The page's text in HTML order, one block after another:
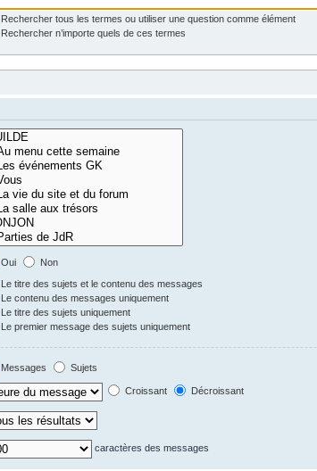
Rechercher tous les termes ou utiliser une question comme élément
Rechercher n’importe quels de ces termes
Oui
Non
Le titre des sujets et le contenu des messages
Le contenu des messages uniquement
Le titre des sujets uniquement
Le premier message des sujets uniquement
Messages
Sujets
Croissant Décroissant
caractères des messages